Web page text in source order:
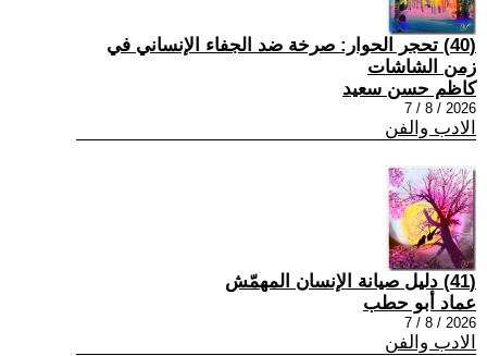
(40) تحجر الحوار: صرخة ضد الجفاء الإنساني في
زمن الشاشات
كاظم حسن سعيد
2026 / 8 / 7
الادب والفن
(41) دليل صيانة الإنسان المهمّش
عماد أبو حطب
2026 / 8 / 7
الادب والفن